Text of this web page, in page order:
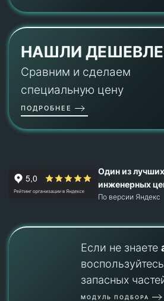
НАШЛИ
Сравним и сделаем
специальную цену
ПОДРОБНЕЕ
Один из
инженерных
По версии Яндекс
Если не знаете
запасных
МОДУЛЬ ПОДБОРА